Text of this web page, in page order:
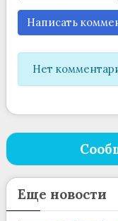
Написать
Нет
Еще новости